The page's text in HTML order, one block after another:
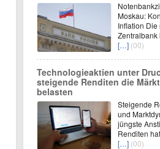
Moskau:
Inflation Die
Zentralbank
[…] (00)
Technologieaktien unter
steigende Renditen die
belasten
Steigende
und
jüngste
Renditen
[…] (00)